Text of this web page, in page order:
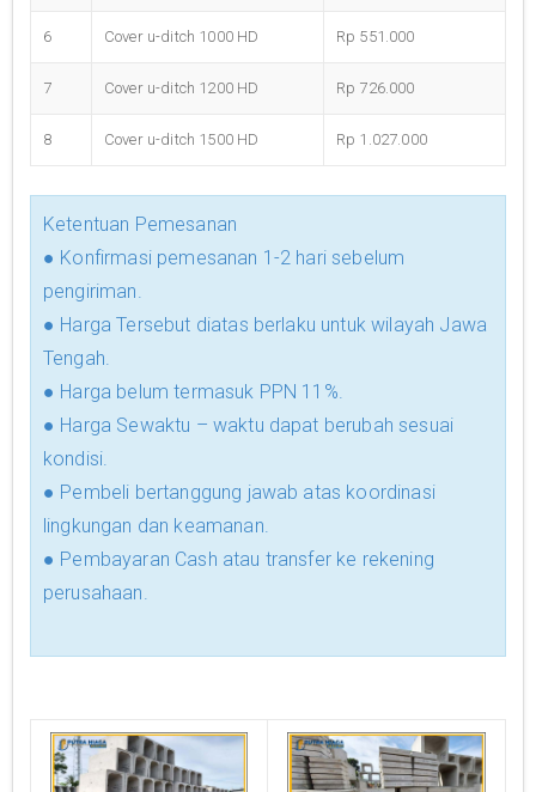
6 Cover u-ditch 1000 HD Rp 551.000
7 Cover u-ditch 1200 HD Rp 726.000
8 Cover u-ditch 1500 HD Rp 1.027.000
Ketentuan Pemesanan
● Konfirmasi pemesanan 1-2 hari sebelum
pengiriman.
● Harga Tersebut diatas berlaku untuk wilayah Jawa
Tengah.
● Harga belum termasuk PPN 11%.
● Harga Sewaktu – waktu dapat berubah sesuai
kondisi.
● Pembeli bertanggung jawab atas koordinasi
lingkungan dan keamanan.
● Pembayaran Cash atau transfer ke rekening
perusahaan.